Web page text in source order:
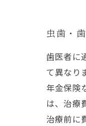
虫歯・
歯医者に
て異なり
年金保険
は、治療
治療前に